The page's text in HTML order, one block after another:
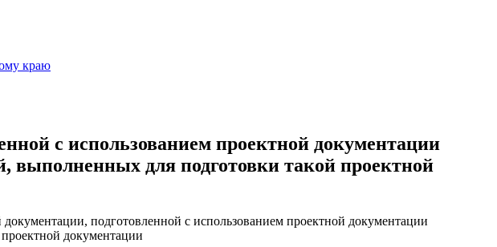
краю
с использованием проектной документации
выполненных для подготовки такой проектной
документации, подготовленной с использованием проектной документации
документации